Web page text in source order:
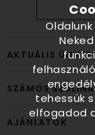
AKTUÁLIS
SZÁMOS
AJÁNLATOK
tehessük
elfogadod